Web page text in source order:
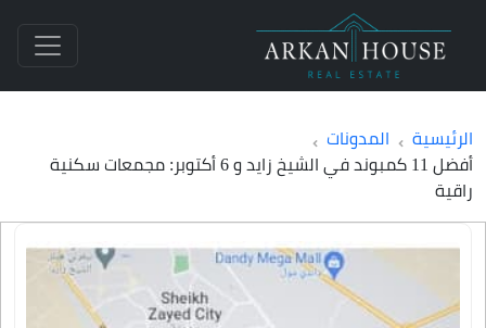
الرئيسية
المدونات
أفضل 11 كمبوند في الشيخ زايد و 6 أكتوبر: مجمعات سكنية
راقية